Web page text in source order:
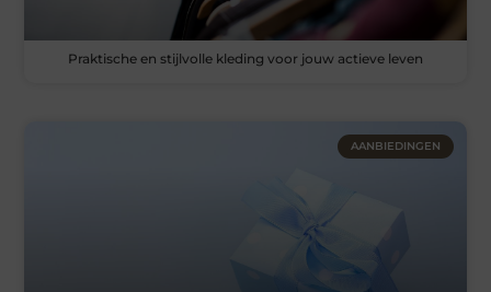
Praktische en stijlvolle kleding voor jouw actieve leven
AANBIEDINGEN